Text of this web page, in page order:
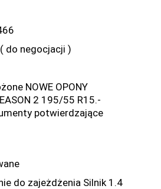
do negocjacji )
NOWE OPONY
2 195/55 R15.-
potwierdzające
do zajeżdżenia Silnik 1.4